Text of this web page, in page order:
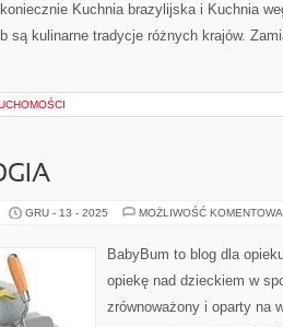
Kuchnia brazylijska i Kuchnia
są kulinarne tradycje różnych krajów.
GRU - 13 - 2025 MOŻLIWOŚĆ
BabyBum to blog dla
opiekę nad dzieckiem w
zrównoważony i oparty na